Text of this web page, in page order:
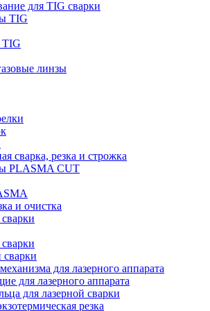
для TIG сварки
TIG
TIG
линзы
сварка, резка и строжка
PLASMA CUT
и очистка
сварки
для лазерного аппарата
для лазерного аппарата
для лазерной сварки
резка